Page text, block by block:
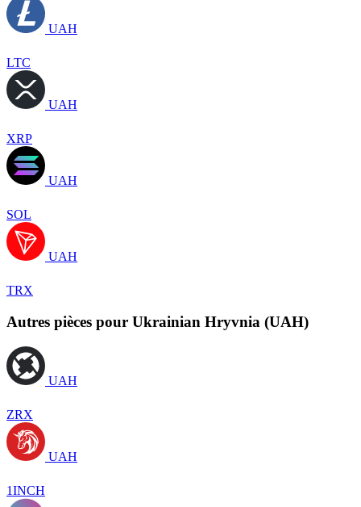
UAH
LTC
UAH
XRP
UAH
SOL
UAH
TRX
Autres pièces pour Ukrainian Hryvnia (UAH)
UAH
ZRX
UAH
1INCH